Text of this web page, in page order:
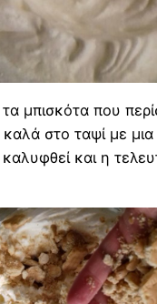
μπισκότα που
στο ταψί με
και η